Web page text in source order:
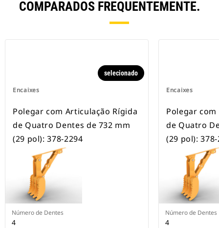
COMPARADOS FREQUENTEMENTE.
Encaixes
selecionado
Polegar com Articulação Rígida
de Quatro Dentes de 732 mm
(29 pol): 378-2294
Número de Dentes
4
Encaixes
Polegar
de Quatro
(29 pol):
Número de Dentes
4